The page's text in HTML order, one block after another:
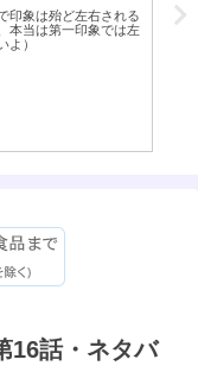
印象は殆ど左右される
本当は第一印象では左
よ）
「
16話・ネタバ